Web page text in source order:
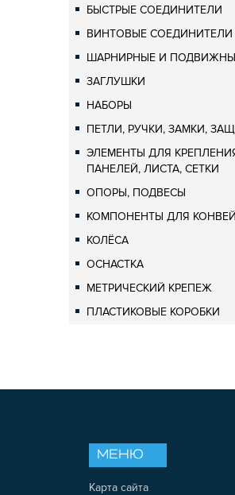
БЫСТРЫЕ СОЕДИНИТЕЛИ
ВИНТОВЫЕ СОЕДИНИТЕЛИ
ШАРНИРНЫЕ И
ЗАГЛУШКИ
НАБОРЫ
ПЕТЛИ, РУЧКИ, ЗАМКИ,
ЭЛЕМЕНТЫ ДЛЯ
ПАНЕЛЕЙ, ЛИСТА, СЕТКИ
ОПОРЫ, ПОДВЕСЫ
КОМПОНЕНТЫ ДЛЯ
КОЛЁСА
ОСНАСТКА
МЕТРИЧЕСКИЙ КРЕПЕЖ
ПЛАСТИКОВЫЕ КОРОБКИ
МЕНЮ
Карта сайта